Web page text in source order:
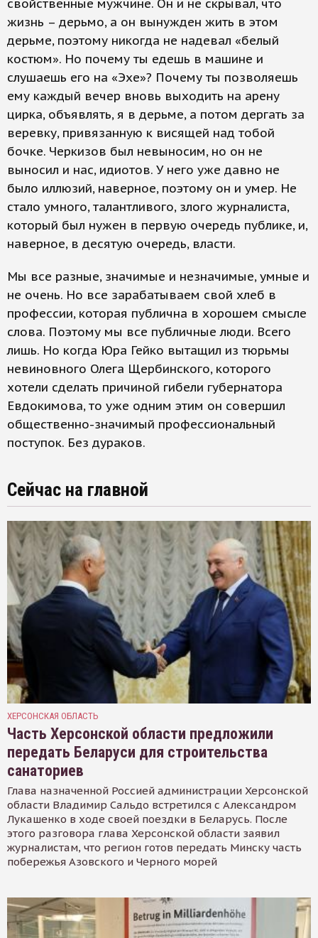
свойственные мужчине. Он и не скрывал, что
жизнь – дерьмо, а он вынужден жить в этом
дерьме, поэтому никогда не надевал «белый
костюм». Но почему ты едешь в машине и
слушаешь его на «Эхе»? Почему ты позволяешь
ему каждый вечер вновь выходить на арену
цирка, объявлять, я в дерьме, а потом дергать за
веревку, привязанную к висящей над тобой
бочке. Черкизов был невыносим, но он не
выносил и нас, идиотов. У него уже давно не
было иллюзий, наверное, поэтому он и умер. Не
стало умного, талантливого, злого журналиста,
который был нужен в первую очередь публике, и,
наверное, в десятую очередь, власти.
Мы все разные, значимые и незначимые, умные и
не очень. Но все зарабатываем свой хлеб в
профессии, которая публична в хорошем смысле
слова. Поэтому мы все публичные люди. Всего
лишь. Но когда Юра Гейко вытащил из тюрьмы
невиновного Олега Щербинского, которого
хотели сделать причиной гибели губернатора
Евдокимова, то уже одним этим он совершил
общественно-значимый профессиональный
поступок. Без дураков.
Сейчас на главной
ХЕРСОНСКАЯ ОБЛАСТЬ
Часть Херсонской области предложили
передать Беларуси для строительства
санаториев
Глава назначенной Россией администрации Херсонской
области Владимир Сальдо встретился с Александром
Лукашенко в ходе своей поездки в Беларусь. После
этого разговора глава Херсонской области заявил
журналистам, что регион готов передать Минску часть
побережья Азовского и Черного морей